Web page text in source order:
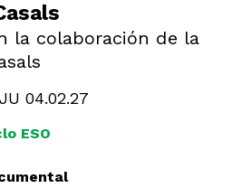
la colaboración de la
04.02.27
ESO